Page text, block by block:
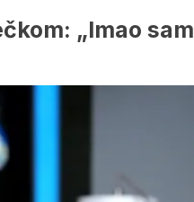
„Imao sam